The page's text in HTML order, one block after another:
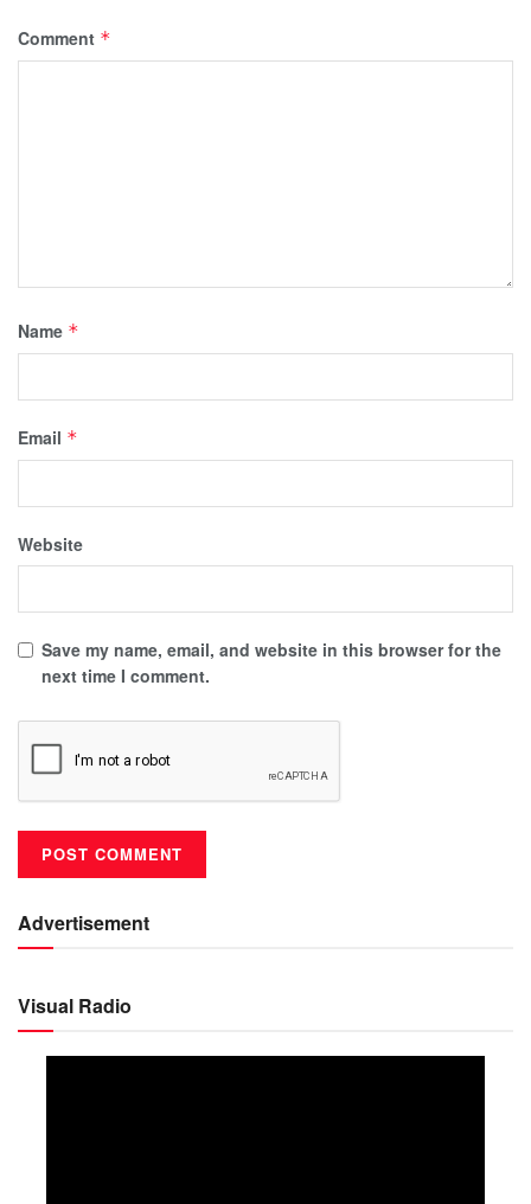
Comment *
Name *
Email *
Website
Save my name, email, and website in this browser for the
next time I comment.
Advertisement
Visual Radio